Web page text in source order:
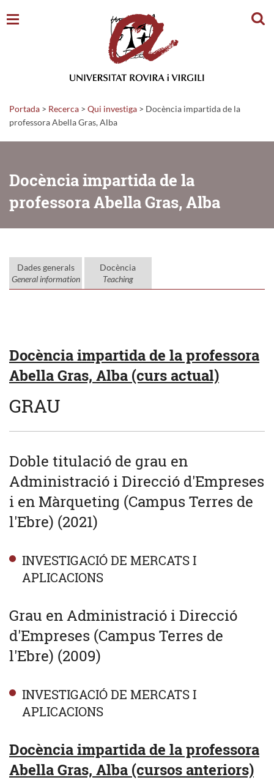
Portada > Recerca > Qui investiga > Docència impartida de la
professora Abella Gras, Alba
Docència impartida de la
professora Abella Gras, Alba
Dades generals
General information
Docència
Teaching
Docència impartida de la professora
Abella Gras, Alba (curs actual)
GRAU
Doble titulació de grau en
Administració i Direcció d'Empreses
i en Màrqueting (Campus Terres de
l'Ebre) (2021)
INVESTIGACIÓ DE MERCATS I
APLICACIONS
Grau en Administració i Direcció
d'Empreses (Campus Terres de
l'Ebre) (2009)
INVESTIGACIÓ DE MERCATS I
APLICACIONS
Docència impartida de la professora
Abella Gras, Alba (cursos anteriors)